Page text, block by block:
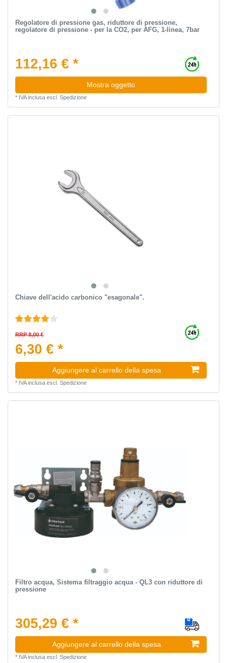
Regolatore di pressione gas, riduttore di pressione,
regolatore di pressione - per la CO2, per AFG, 1-linea, 7bar
112,16 € *
Mostra oggetto
* IVA inclusaescl. Spedizione
Chiave dell'acido carbonico "esagonale".
RRP 8,00 €
6,30 € *
Aggiungere al carrello della spesa
* IVA inclusaescl. Spedizione
Filtro acqua, Sistema filtraggio acqua - QL3 con riduttore di
pressione
305,29 € *
Aggiungere al carrello della spesa
* IVA inclusaescl. Spedizione